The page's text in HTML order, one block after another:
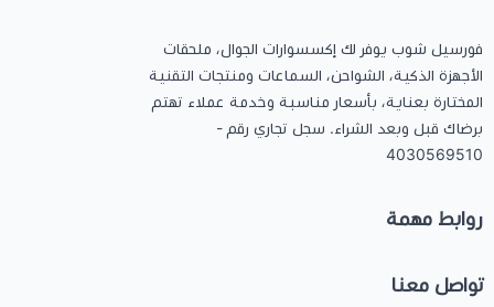
فورسيل شوب يوفر لك إكسسوارات الجوال، ملحقات
الأجهزة الذكية، الشواحن، السماعات ومنتجات التقنية
المختارة بعناية، بأسعار مناسبة وخدمة عملاء تهتم
برضاك قبل وبعد الشراء. سجل تجاري رقم -
4030569510
روابط مهمة
تواصل معنا